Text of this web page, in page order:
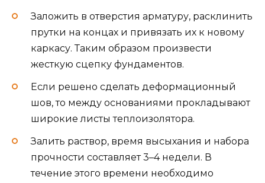
Заложить в отверстия арматуру, расклинить
прутки на концах и привязать их к новому
каркасу. Таким образом произвести
жесткую сцепку фундаментов.
Если решено сделать деформационный
шов, то между основаниями прокладывают
широкие листы теплоизолятора.
Залить раствор, время высыхания и набора
прочности составляет 3–4 недели. В
течение этого времени необходимо